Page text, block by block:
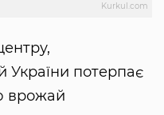
Kurkul.com
потерпає
врожай